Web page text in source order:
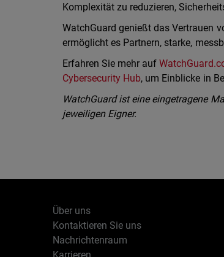
Komplexität zu reduzieren,
WatchGuard genießt das Vertrauen
ermöglicht es Partnern, starke,
Erfahren Sie mehr auf
Cybersecurity Hub, um Einblicke in
WatchGuard ist eine eingetragene
jeweiligen Eigner.
Über uns
Kontaktieren Sie uns
Nachrichtenraum